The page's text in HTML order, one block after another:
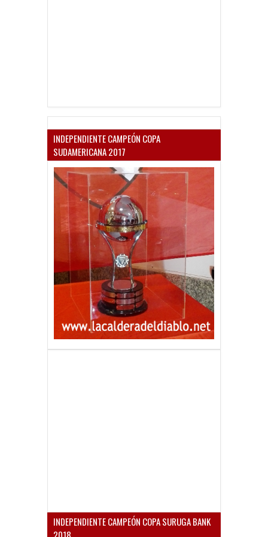
INDEPENDIENTE CAMPEÓN COPA
SUDAMERICANA 2017
INDEPENDIENTE CAMPEÓN COPA SURUGA BANK